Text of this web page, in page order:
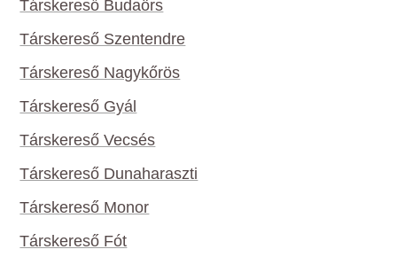
Társkereső Budaörs
Társkereső Szentendre
Társkereső Nagykőrös
Társkereső Gyál
Társkereső Vecsés
Társkereső Dunaharaszti
Társkereső Monor
Társkereső Fót